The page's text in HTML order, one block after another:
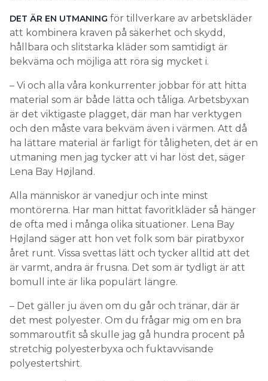
DET ÄR EN UTMANING för tillverkare av arbetskläder
att kombinera kraven på säkerhet och skydd,
hållbara och slitstarka kläder som samtidigt är
bekväma och möjliga att röra sig mycket i.
– Vi och alla våra konkurrenter jobbar för att hitta
material som är både lätta och tåliga. Arbetsbyxan
är det viktigaste plagget, där man har verktygen
och den måste vara bekväm även i värmen. Att då
ha lättare material är farligt för tåligheten, det är en
utmaning men jag tycker att vi har löst det, säger
Lena Bay Højland.
Alla människor är vanedjur och inte minst
montörerna. Har man hittat favoritkläder så hänger
de ofta med i många olika situationer. Lena Bay
Højland säger att hon vet folk som bär piratbyxor
året runt. Vissa svettas lätt och tycker alltid att det
är varmt, andra är frusna. Det som är tydligt är att
bomull inte är lika populärt längre.
– Det gäller ju även om du går och tränar, där är
det mest polyester. Om du frågar mig om en bra
sommaroutfit så skulle jag gå hundra procent på
stretchig polyesterbyxa och fuktavvisande
polyestertshirt.